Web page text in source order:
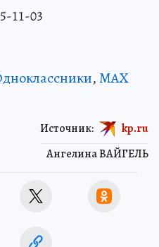
11-03
,MAX
Ангелина ВАЙГЕЛЬ
Источник: kp.ru